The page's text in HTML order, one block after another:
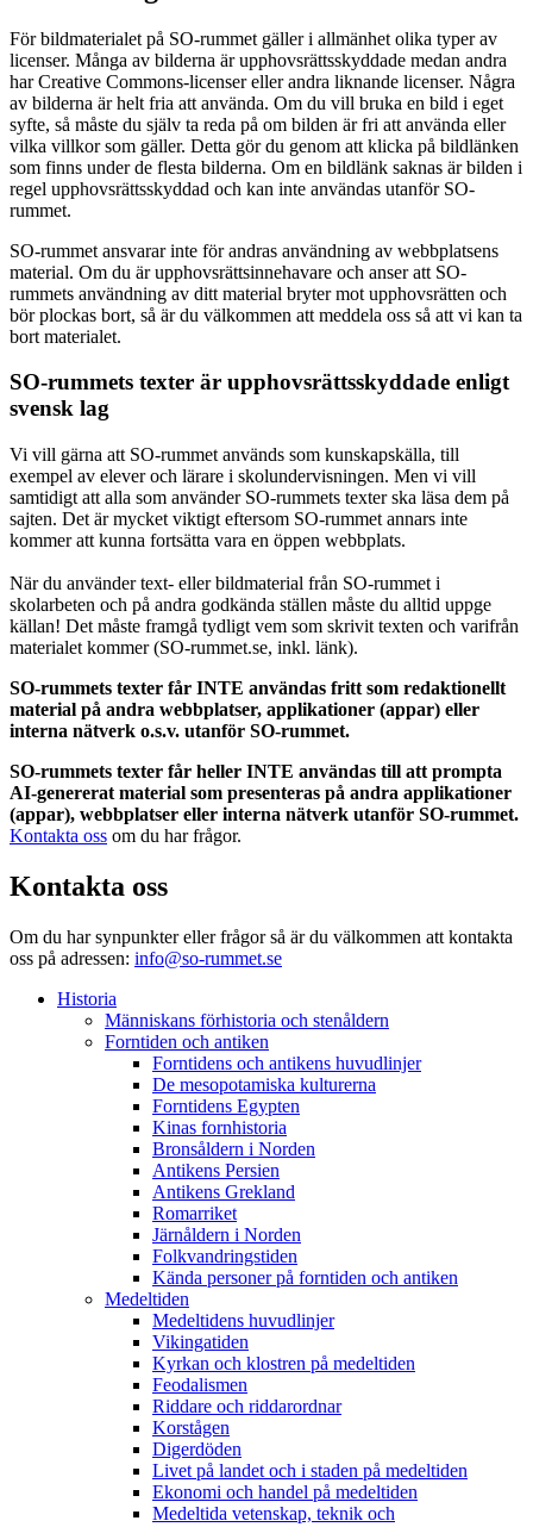
För bildmaterialet på SO-rummet gäller i allmänhet olika typer av
licenser. Många av bilderna är upphovsrättsskyddade medan andra
har Creative Commons-licenser eller andra liknande licenser. Några
av bilderna är helt fria att använda. Om du vill bruka en bild i eget
syfte, så måste du själv ta reda på om bilden är fri att använda eller
vilka villkor som gäller. Detta gör du genom att klicka på bildlänken
som finns under de flesta bilderna. Om en bildlänk saknas är bilden i
regel upphovsrättsskyddad och kan inte användas utanför SO-
rummet.
SO-rummet ansvarar inte för andras användning av webbplatsens
material. Om du är upphovsrättsinnehavare och anser att SO-
rummets användning av ditt material bryter mot upphovsrätten och
bör plockas bort, så är du välkommen att meddela oss så att vi kan ta
bort materialet.
SO-rummets texter är upphovsrättsskyddade enligt
svensk lag
Vi vill gärna att SO-rummet används som kunskapskälla, till
exempel av elever och lärare i skolundervisningen. Men vi vill
samtidigt att alla som använder SO-rummets texter ska läsa dem på
sajten. Det är mycket viktigt eftersom SO-rummet annars inte
kommer att kunna fortsätta vara en öppen webbplats.
När du använder text- eller bildmaterial från SO-rummet i
skolarbeten och på andra godkända ställen måste du alltid uppge
källan! Det måste framgå tydligt vem som skrivit texten och varifrån
materialet kommer (SO-rummet.se, inkl. länk).
SO-rummets texter får INTE användas fritt som redaktionellt
material på andra webbplatser, applikationer (appar) eller
interna nätverk o.s.v. utanför SO-rummet.
SO-rummets texter får heller INTE användas till att prompta
AI-genererat material som presenteras på andra applikationer
(appar), webbplatser eller interna nätverk utanför SO-rummet.
Kontakta oss om du har frågor.
Kontakta oss
Om du har synpunkter eller frågor så är du välkommen att kontakta
oss på adressen: info@so-rummet.se
Historia
Människans förhistoria och stenåldern
Forntiden och antiken
Forntidens och antikens huvudlinjer
De mesopotamiska kulturerna
Forntidens Egypten
Kinas fornhistoria
Bronsåldern i Norden
Antikens Persien
Antikens Grekland
Romarriket
Järnåldern i Norden
Folkvandringstiden
Kända personer på forntiden och antiken
Medeltiden
Medeltidens huvudlinjer
Vikingatiden
Kyrkan och klostren på medeltiden
Feodalismen
Riddare och riddarordnar
Korstågen
Digerdöden
Livet på landet och i staden på medeltiden
Ekonomi och handel på medeltiden
Medeltida vetenskap, teknik och